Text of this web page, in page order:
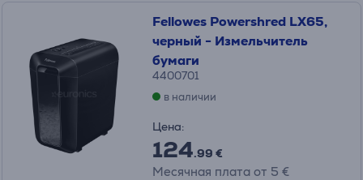
Fellowes Powershred LX65,
черный - Измельчитель
бумаги
4400701
в наличии
Цена:
124.99 €
Месячная плата от 5 €